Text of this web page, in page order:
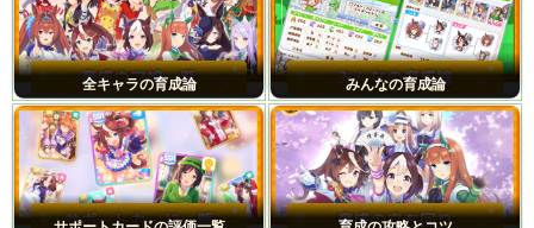
全キャラの育成論 みんなの育成論